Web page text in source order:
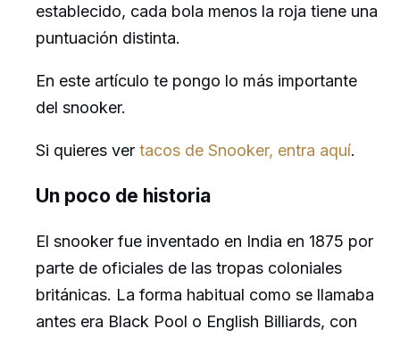
establecido, cada bola menos la roja tiene una
puntuación distinta.
En este artículo te pongo lo más importante
del snooker.
Si quieres ver tacos de Snooker, entra aquí.
Un poco de historia
El snooker fue inventado en India en 1875 por
parte de oficiales de las tropas coloniales
británicas. La forma habitual como se llamaba
antes era Black Pool o English Billiards, con